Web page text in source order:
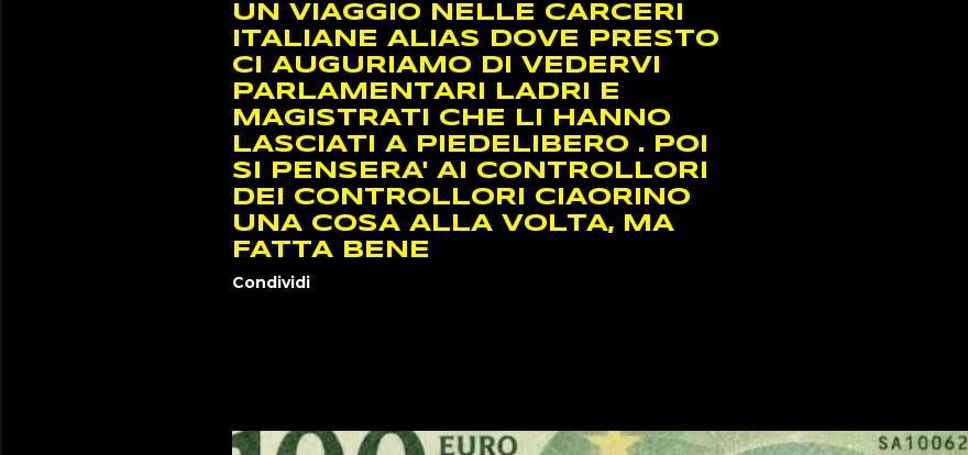
UN VIAGGIO NELLE CARCERI
ITALIANE ALIAS DOVE PRESTO
CI AUGURIAMO DI VEDERVI
PARLAMENTARI LADRI E
MAGISTRATI CHE LI HANNO
LASCIATI A PIEDELIBERO . POI
SI PENSERA' AI CONTROLLORI
DEI CONTROLLORI CIAORINO
UNA COSA ALLA VOLTA, MA
FATTA BENE
Condividi